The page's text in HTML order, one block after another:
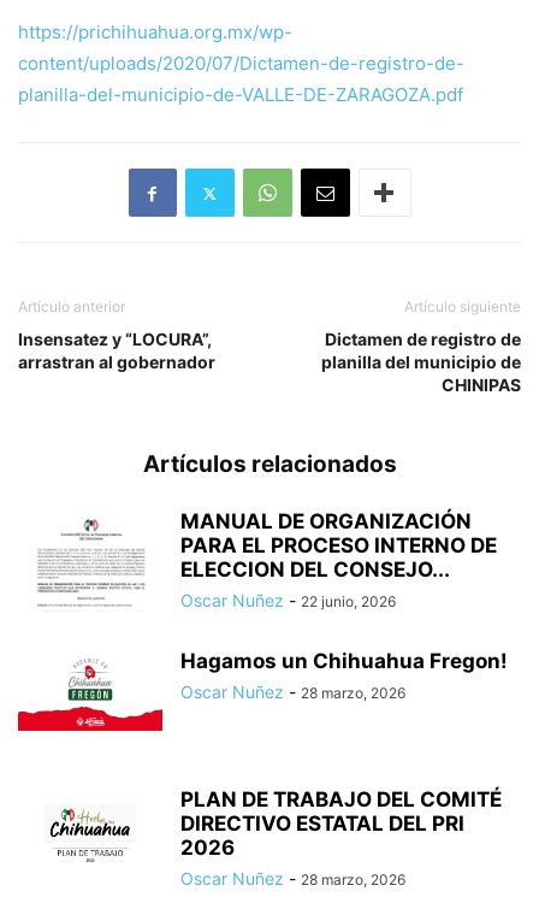
https://prichihuahua.org.mx/wp-
content/uploads/2020/07/Dictamen-de-registro-de-
planilla-del-municipio-de-VALLE-DE-ZARAGOZA.pdf
Artículo anterior
Insensatez y “LOCURA”,
arrastran al gobernador
Artículo siguiente
Dictamen de registro de
planilla del municipio de
CHINIPAS
Artículos relacionados
MANUAL DE ORGANIZACIÓN
PARA EL PROCESO INTERNO DE
ELECCION DEL CONSEJO...
Oscar Nuñez - 22 junio, 2026
Hagamos un Chihuahua Fregon!
Oscar Nuñez - 28 marzo, 2026
PLAN DE TRABAJO DEL COMITÉ
DIRECTIVO ESTATAL DEL PRI
2026
Oscar Nuñez - 28 marzo, 2026